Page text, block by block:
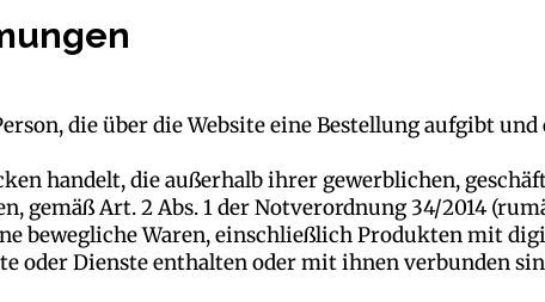
die über die Website eine Bestellung aufgibt und
handelt, die außerhalb ihrer gewerblichen,
Art. 2 Abs. 1 der Notverordnung 34/2014
bewegliche Waren, einschließlich Produkten mit
oder Dienste enthalten oder mit ihnen verbunden